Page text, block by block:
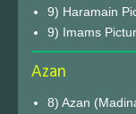
9) Haramain
9) Imams
Azan
8) Azan